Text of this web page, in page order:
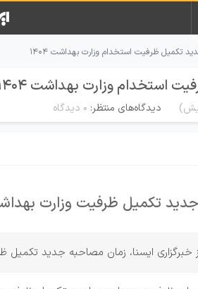
تکمیل ظرفیت استخدام وزارت بهداشت ۱۴۰۴
استخدام وزارت بهداشت ۱۴۰۴
دیدگاه‌های منتظر: ۰ دیدگاه
تکمیل ظرفیت وزارت
ایسنا، زمان مصاحبه جدید تکمیل ظرفیت